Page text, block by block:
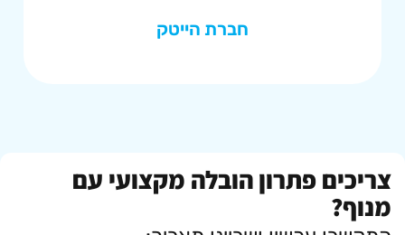
חברת הייטק
צריכים פתרון הובלה מקצועי עם
מנוף?